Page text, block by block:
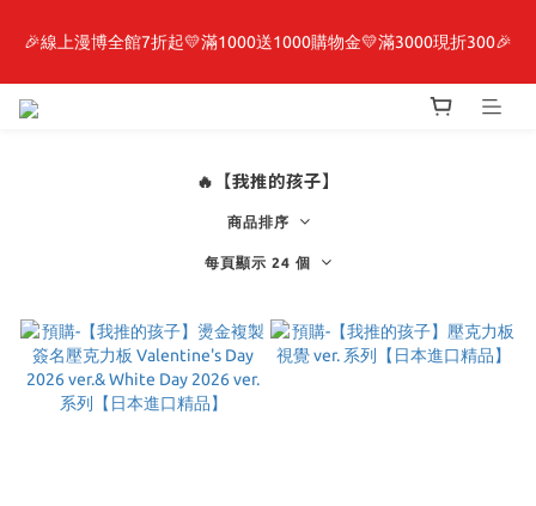
最新開賣🔥「全知讀者視角」 周邊商品
🎉線上漫博全館7折起💛滿1000送1000購物金💛滿3000現折300🎉
【抽籤堂】 影之強者、你又被殺了呢，偵探大人、約會大作戰、
🔥【我推的孩子】
商品排序
每頁顯示 24 個